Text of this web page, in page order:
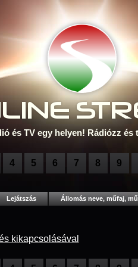
S
és TV egy helyen! Rádiózz és
4 5 6 7 8 9
Lejátszás Állomás neve, műfaj,
kikapcsolásával